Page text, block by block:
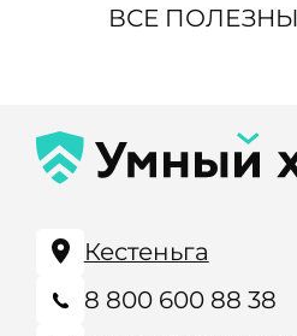
ВСЕ
Кестеньга
8 800 600 88 38